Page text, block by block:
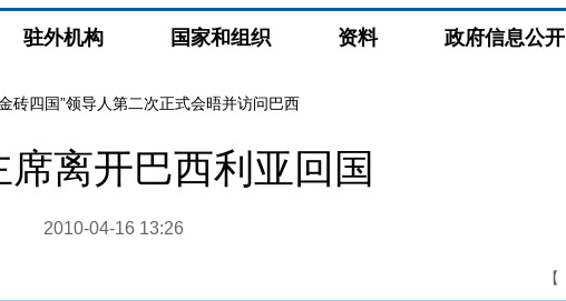
驻外机构 国家和组织 资料 政府信息公开
砖四国”领导人第二次正式会晤并访问巴西
离开巴西利亚回国
2010-04-16 13:26
【